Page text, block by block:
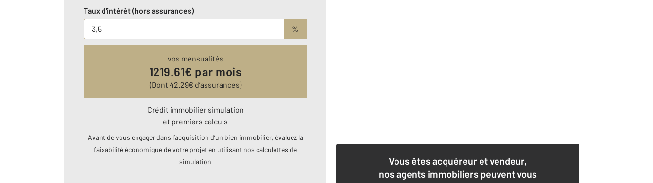
Taux d'intérêt (hors assurances)
%
vos mensualités
1219.61€ par mois
(Dont 42.29€ d’assurances)
Crédit immobilier simulation
et premiers calculs
Avant de vous engager dans l’acquisition d’un bien immobilier, évaluez la
faisabilité économique de votre projet en utilisant nos calculettes de
simulation
Vous êtes acquéreur et vendeur,
nos agents immobiliers peuvent vous